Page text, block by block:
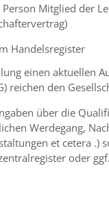
Mitglied der
Handelsregister
einen aktuellen
reichen den
über die
Werdegang,
et cetera .)
oder